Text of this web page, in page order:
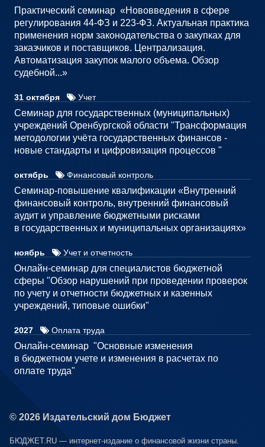
Практический семинар «Нововведения в сфере
регулирования 44-ФЗ и 223-ФЗ. Актуальная практика
применения норм законодательства о закупках для
заказчиков и поставщиков. Централизация.
Автоматизация закупок малого объема. Обзор
судебной...»
31 октября Учет
Семинар для государственных (муниципальных)
учреждений Оренбургской области "Трансформация
методологии учёта государственных финансов -
новые стандарты и цифровизация процессов "
октябрь Финансовый контроль
Семинар-повышение квалификации «Внутренний
финансовый контроль, внутренний финансовый
аудит и управление бюджетными рисками
в государственных и муниципальных организациях»
ноябрь Учет и отчетность
Онлайн-семинар для специалистов бюджетной
сферы "Обзор нарушений при проведении проверок
по учету и отчетности бюджетных и казенных
учреждений, типовые ошибки"
2027 Оплата труда
Онлайн-семинар "Основные изменения
в бюджетном учете и изменения в расчетах по
оплате труда"
© 2026 Издательский дом Бюджет
БЮДЖЕТ.RU — интернет-издание о финансовой жизни страны.